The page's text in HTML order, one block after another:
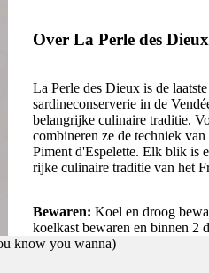
Over La Perle des Dieux
La Perle des Dieux is de
sardineconserverie in de
belangrijke culinaire traditie.
combineren ze de techniek
Piment d'Espelette. Elk blik is
rijke culinaire traditie van het
Bewaren: Koel en droog
koelkast bewaren en binnen 2
know you wanna)